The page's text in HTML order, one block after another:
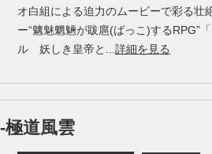
オ白組による迫力のムービーで彩る壮
ー“魑魅魍魎が跋扈(ばっこ)するRPG”
ル 妖しき皇帝と...詳細を見る
道風雲